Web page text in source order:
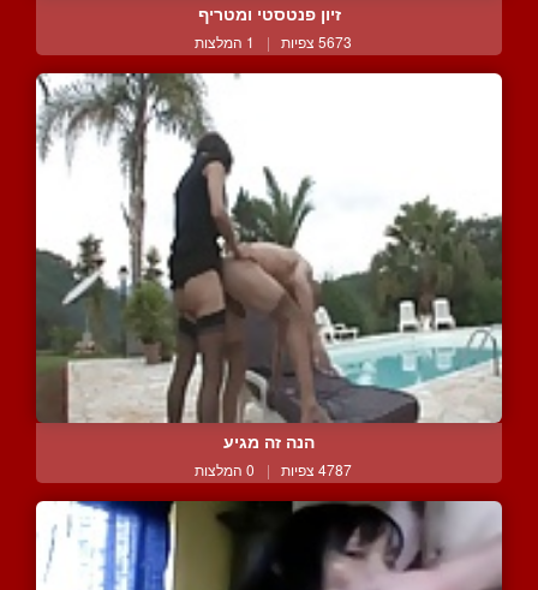
זיון פנטסטי ומטריף
5673 צפיות | 1 המלצות
הנה זה מגיע
4787 צפיות | 0 המלצות